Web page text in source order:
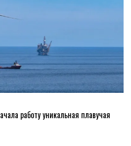
работу уникальная плавучая